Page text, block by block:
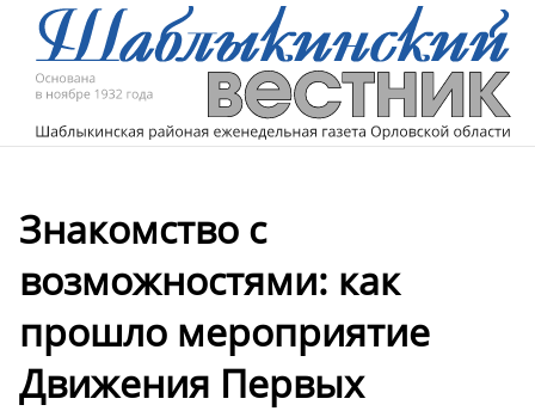
Знакомство с
возможностями: как
прошло мероприятие
Движения Первых